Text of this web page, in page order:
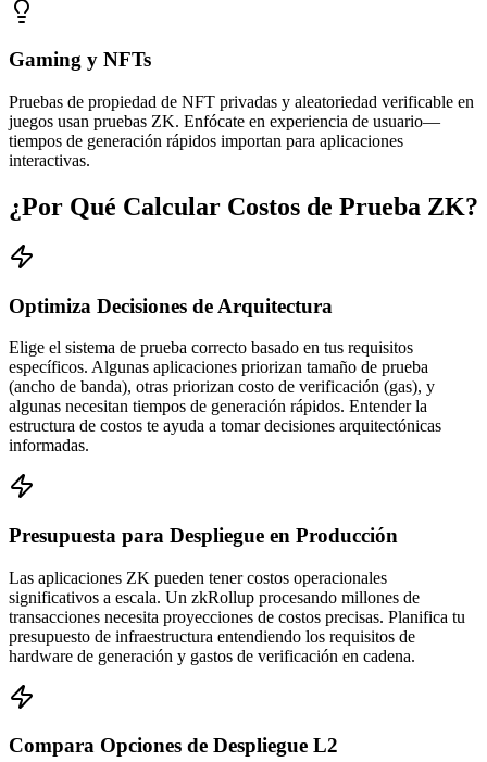
Gaming y NFTs
Pruebas de propiedad de NFT privadas y aleatoriedad verificable en
juegos usan pruebas ZK. Enfócate en experiencia de usuario—
tiempos de generación rápidos importan para aplicaciones
interactivas.
¿Por Qué Calcular Costos de Prueba ZK?
Optimiza Decisiones de Arquitectura
Elige el sistema de prueba correcto basado en tus requisitos
específicos. Algunas aplicaciones priorizan tamaño de prueba
(ancho de banda), otras priorizan costo de verificación (gas), y
algunas necesitan tiempos de generación rápidos. Entender la
estructura de costos te ayuda a tomar decisiones arquitectónicas
informadas.
Presupuesta para Despliegue en Producción
Las aplicaciones ZK pueden tener costos operacionales
significativos a escala. Un zkRollup procesando millones de
transacciones necesita proyecciones de costos precisas. Planifica tu
presupuesto de infraestructura entendiendo los requisitos de
hardware de generación y gastos de verificación en cadena.
Compara Opciones de Despliegue L2